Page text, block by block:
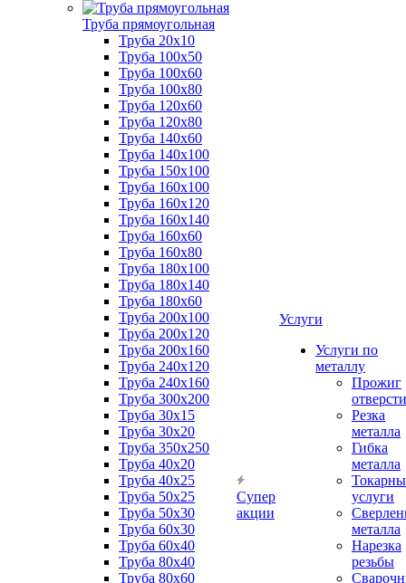
Труба прямоугольная
Труба 20x10
Труба 100x50
Труба 100x60
Труба 100x80
Труба 120x60
Труба 120x80
Труба 140x60
Труба 140x100
Труба 150x100
Труба 160x100
Труба 160x120
Труба 160x140
Труба 160x60
Труба 160x80
Труба 180x100
Труба 180x140
Труба 180x60
Труба 200x100
Труба 200x120
Труба 200x160
Труба 240x120
Труба 240x160
Труба 300x200
Труба 30x15
Труба 30x20
Труба 350x250
Труба 40x20
Труба 40x25
Труба 50x25
Труба 50x30
Труба 60x30
Труба 60x40
Труба 80x40
Труба 80x60
Супер
акции
Услуги
Услуги по
металлу
Прожиг
Резка
металла
Гибка
металла
услуги
металла
Нарезка
резьбы